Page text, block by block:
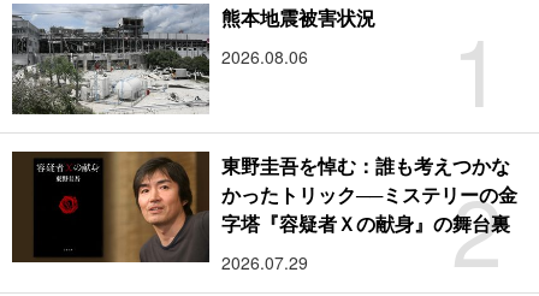
1
熊本地震被害状況
2026.08.06
2
東野圭吾を悼む：誰も考えつかな
かったトリック──ミステリーの金
字塔『容疑者Ｘの献身』の舞台裏
2026.07.29